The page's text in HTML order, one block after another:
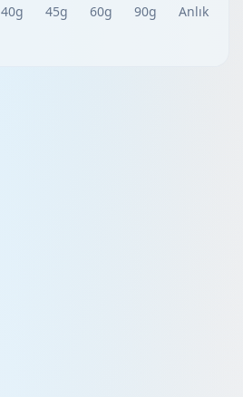
40g 45g 60g 90g
Anlık